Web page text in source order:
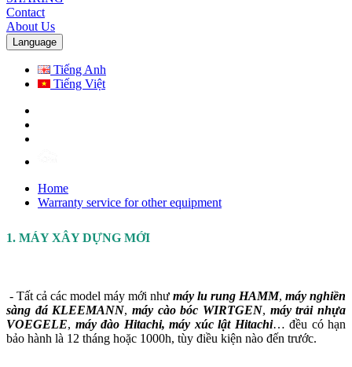
Contact
About Us
Language
Tiếng Anh
Tiếng Việt
Home
Warranty service for other equipment
1. MÁY XÂY DỰNG MỚI
- Tất cả các model máy mới như máy lu rung HAMM, máy nghiền
sàng đá KLEEMANN,máy cào bóc WIRTGEN, máy trải nhựa
VOEGELE, máy đào Hitachi, máy xúc lật Hitachi… đều có hạn
bảo hành là 12 tháng hoặc 1000h, tùy điều kiện nào đến trước.